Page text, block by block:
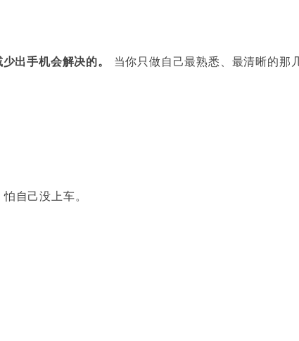
出手机会解决的。
当你只做自己最熟悉、最清晰的那
自己没上车。